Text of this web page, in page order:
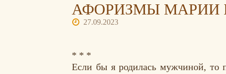
АФОРИЗМЫ МАРИИ
27.09.2023
* * *
Если бы я родилась мужчиной, то